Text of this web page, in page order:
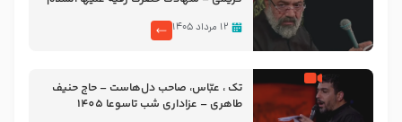
۱۲ مرداد ۱۴۰۵
تک ، عبّاس، صاحب دل‌هاست – حاج حنیف
طاهری – عزاداری شب تاسوعا 1405